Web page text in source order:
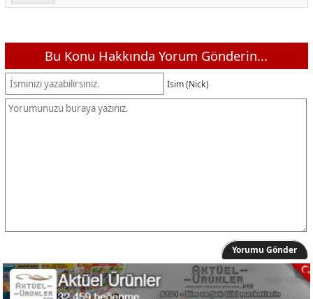
Bu Konu Hakkında Yorum Gönderin...
İsim (Nick)
Yorumu Gönder